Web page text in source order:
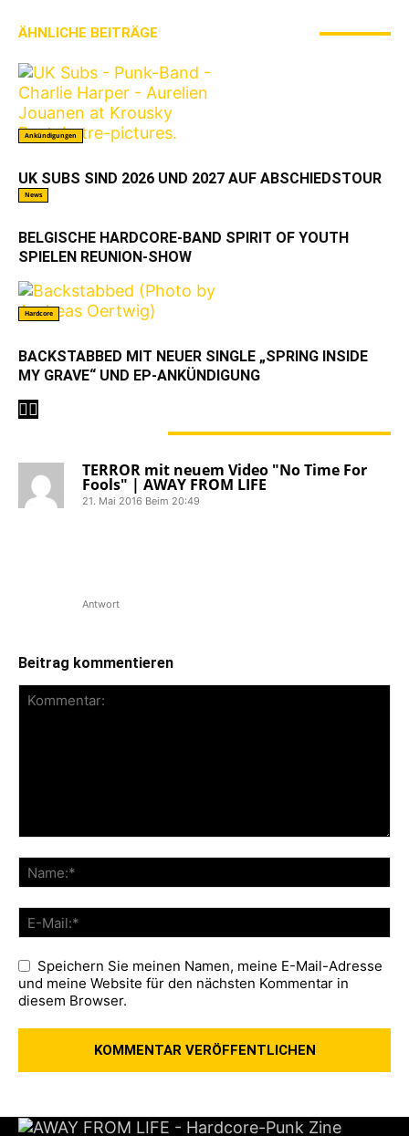
ÄHNLICHE BEITRÄGE
Ankündigungen
UK SUBS SIND 2026 UND 2027 AUF ABSCHIEDSTOUR
News
BELGISCHE HARDCORE-BAND SPIRIT OF YOUTH
SPIELEN REUNION-SHOW
Hardcore
BACKSTABBED MIT NEUER SINGLE „SPRING INSIDE
MY GRAVE“ UND EP-ANKÜNDIGUNG
TERROR mit neuem Video "No Time For
Fools" | AWAY FROM LIFE
21. Mai 2016 Beim 20:49
Antwort
Beitrag kommentieren
Speichern Sie meinen Namen, meine E-Mail-Adresse
und meine Website für den nächsten Kommentar in
diesem Browser.